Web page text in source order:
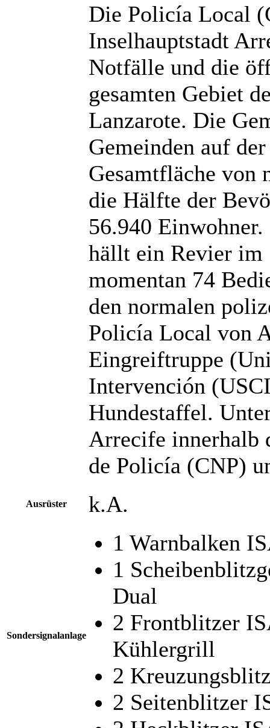
Die Policía Local
Inselhauptstadt
Notfälle und die
gesamten Gebiet
Lanzarote. Die
Gemeinden auf
Gesamtfläche von
die Hälfte der
56.940
hällt ein Revier im
momentan 74
den normalen
Policía Local von
Eingreiftruppe
Intervención
Hundestaffel.
Arrecife innerhalb
de Policía (CNP)
Ausrüster k.A.
Sondersignalanlage
1 Warnbalken
1
Dual
2 Frontblitzer
Kühlergrill
2
2 Seitenblitzer